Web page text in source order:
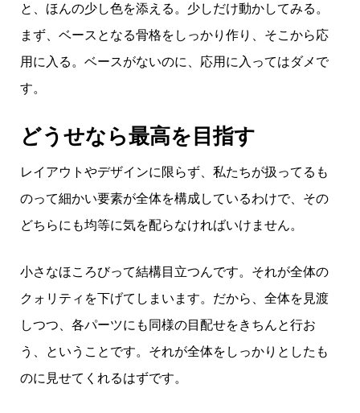
と、ほんの少し色を添える。少しだけ動かしてみる。
まず、ベースとなる骨格をしっかり作り、そこから応
用に入る。ベースがないのに、応用に入ってはダメで
す。
どうせなら最高を目指す
レイアウトやデザインに限らず、私たちが扱ってるも
のって細かい要素が全体を構成しているわけで、その
どちらにも均等に気を配らなければいけません。
小さなほころびって結構目立つんです。それが全体の
クォリティを下げてしまいます。だから、全体を見渡
しつつ、各パーツにも同様の目配せをきちんと行お
う、ということです。それが全体をしっかりとしたも
のに見せてくれるはずです。